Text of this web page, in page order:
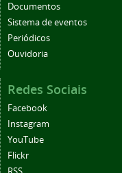
Documentos
Sistema de eventos
Periódicos
Ouvidoria
Redes Sociais
Facebook
Instagram
YouTube
Flickr